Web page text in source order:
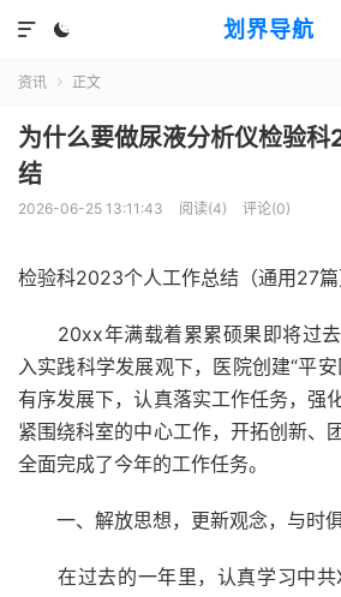
划界导航


资讯  正文
为什么要做尿液分析仪检验
结
2026-06-25 13:11:43 阅读(4) 评论(0)
检验科2023个人工作总结（通用27篇
20xx年满载着累累硕果即将过去
入实践科学发展观下，医院创建“平
有序发展下，认真落实工作任务，强
紧围绕科室的中心工作，开拓创新、
全面完成了今年的工作任务。
一、解放思想，更新观念，与时
在过去的一年里，认真学习中共